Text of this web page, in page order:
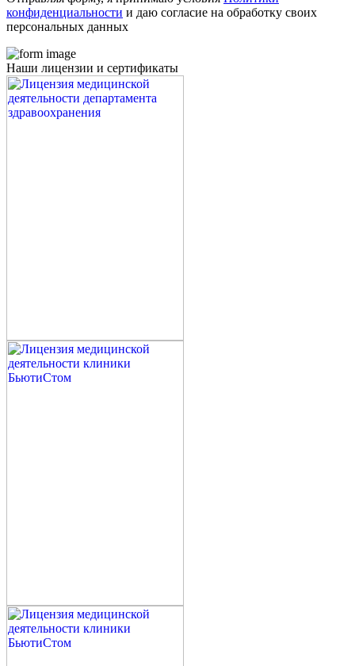
конфиденциальности и даю согласие на обработку своих
персональных данных
Наши лицензии и сертификаты